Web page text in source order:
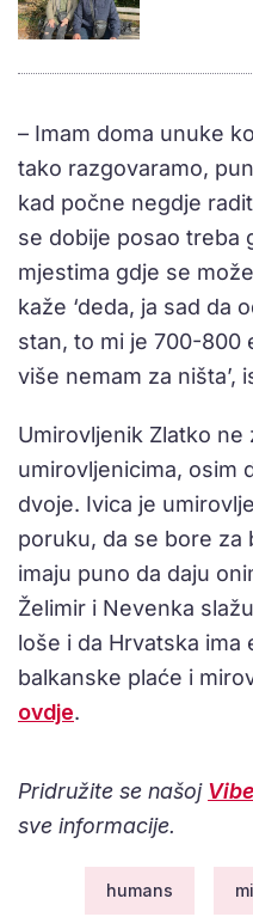
– Imam doma unuke
tako razgovaramo,
kad počne negdje
se dobije posao treba
mjestima gdje se
kaže ‘deda, ja sad da
stan, to mi je 700-800
više nemam za ništa’,
Umirovljenik Zlatko
umirovljenicima, osim
dvoje. Ivica je
poruku, da se bore za
imaju puno da daju
Želimir i Nevenka
loše i da Hrvatska ima
balkanske plaće i
ovdje.
Pridružite se našoj
sve informacije.
humans